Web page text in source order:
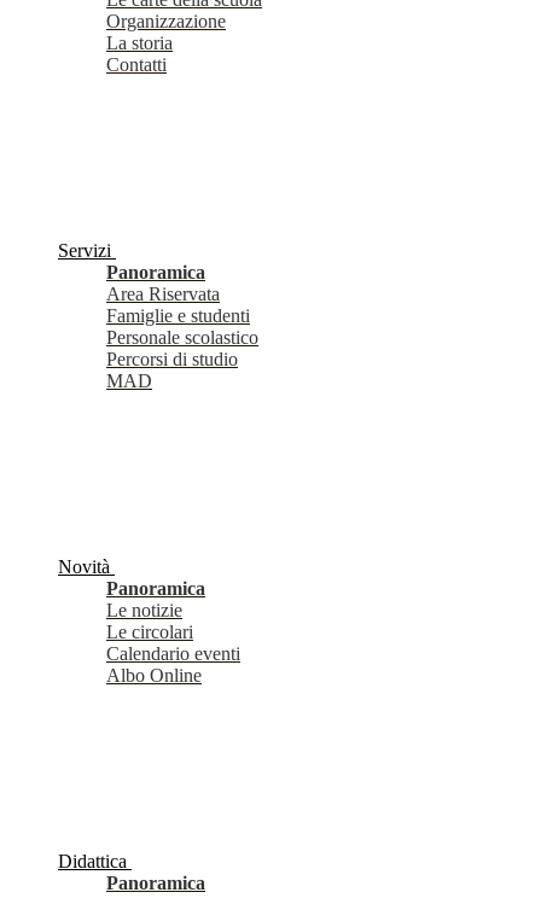
Organizzazione
La storia
Contatti
Servizi
Panoramica
Area Riservata
Famiglie e studenti
Personale scolastico
Percorsi di studio
MAD
Novità
Panoramica
Le notizie
Le circolari
Calendario eventi
Albo Online
Didattica
Panoramica